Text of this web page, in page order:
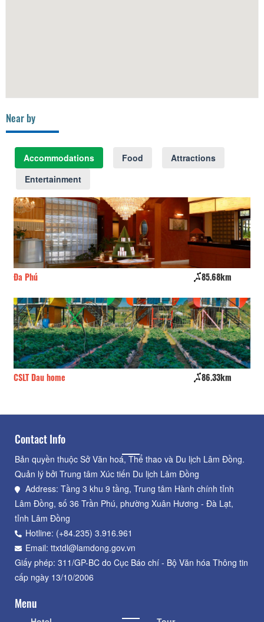
Near by
Accommodations Food
Attractions
Entertainment
Đa Phú 85.68km
CSLT Dau home 86.33km
Contact Info
Bản quyền thuộc Sở Văn hoá, Thể thao và Du lịch Lâm Đồng.
Quản lý bởi Trung tâm Xúc tiến Du lịch Lâm Đồng
Address: Tầng 3 khu 9 tầng, Trung tâm Hành chính tỉnh
Lâm Đồng, số 36 Trần Phú, phường Xuân Hương - Đà Lạt,
tỉnh Lâm Đồng
Hotline: (+84.235) 3.916.961
Email: ttxtdl@lamdong.gov.vn
Giấy phép: 311/GP-BC do Cục Báo chí - Bộ Văn hóa Thông tin
cấp ngày 13/10/2006
Menu